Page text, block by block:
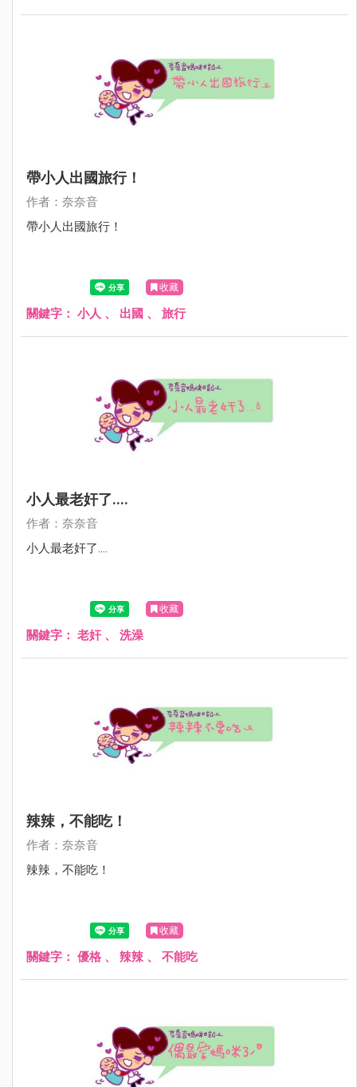
帶小人出國旅行！
作者：奈奈音
帶小人出國旅行！
收藏
關鍵字： 小人 、 出國 、 旅行
小人最老奸了....
作者：奈奈音
小人最老奸了....
收藏
關鍵字： 老奸、 洗澡
辣辣，不能吃！
作者：奈奈音
辣辣，不能吃！
收藏
關鍵字： 優格 、 辣辣 、 不能吃